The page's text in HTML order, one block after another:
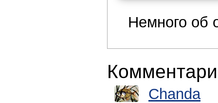
Немного об
Chanda